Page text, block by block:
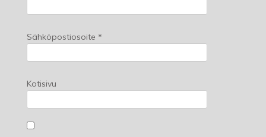
Sähköpostiosoite *
Kotisivu